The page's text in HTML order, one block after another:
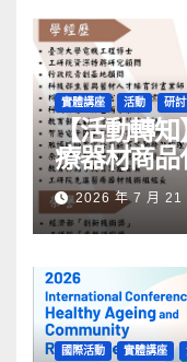
實體講座 活動 研
【活動轉
療器材商品
2026 年 7 月 21
國際活動 實體講座